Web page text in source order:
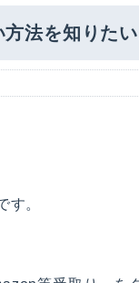
法を知りたい
す。